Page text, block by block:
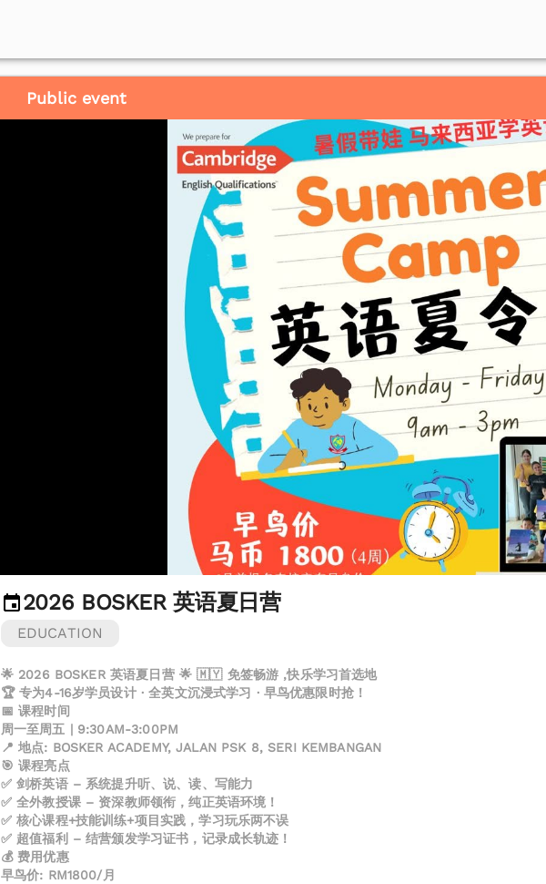
Public event
2026 BOSKER 英语夏日营
EDUCATION
🌟 2026 BOSKER 英语夏日营 🌟 🇲🇾 免签畅游 ,快乐学习首选地
🏆 专为4-16岁学员设计 · 全英文沉浸式学习 · 早鸟优惠限时抢！
📅 课程时间
周一至周五 | 9:30AM-3:00PM
📍 地点: BOSKER ACADEMY, JALAN PSK 8, SERI KEMBANGAN
🎯 课程亮点
✅ 剑桥英语 – 系统提升听、说、读、写能力
✅ 全外教授课 – 资深教师领衔，纯正英语环境！
✅ 核心课程+技能训练+项目实践，学习玩乐两不误
✅ 超值福利 – 结营颁发学习证书，记录成长轨迹！
💰 费用优惠
早鸟价: RM1800/月